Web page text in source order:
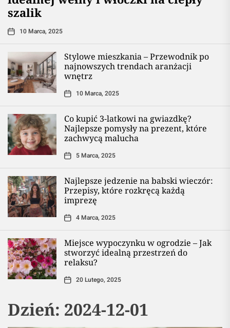
szalik
10 Marca, 2025
Stylowe mieszkania – Przewodnik po
najnowszych trendach aranżacji
wnętrz
10 Marca, 2025
Co kupić 3-latkowi na gwiazdkę?
Najlepsze pomysły na prezent, które
zachwycą malucha
5 Marca, 2025
Najlepsze jedzenie na babski wieczór:
Przepisy, które rozkręcą każdą
imprezę
4 Marca, 2025
Miejsce wypoczynku w ogrodzie – Jak
stworzyć idealną przestrzeń do
relaksu?
20 Lutego, 2025
Dzień: 2024-12-01